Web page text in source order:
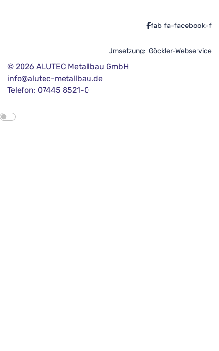
fab fa-facebook-f
Umsetzung: Göckler-Webservice
© 2026 ALUTEC Metallbau GmbH
info@alutec-metallbau.de
Telefon: 07445 8521-0